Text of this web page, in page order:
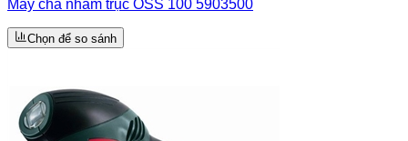
Máy chà nhám trục OSS 100 5903500
Chọn để so sánh